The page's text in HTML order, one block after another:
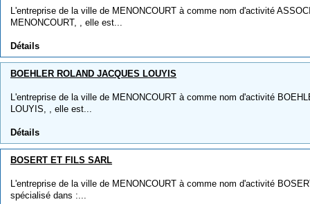
L'entreprise de la ville de MENONCOURT à comme nom d'activité
MENONCOURT, , elle est...
Détails
BOEHLER ROLAND JACQUES LOUYIS
L'entreprise de la ville de MENONCOURT à comme nom d'activité
LOUYIS, , elle est...
Détails
BOSERT ET FILS SARL
L'entreprise de la ville de MENONCOURT à comme nom d'activité
spécialisé dans :...